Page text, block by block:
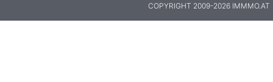
COPYRIGHT 2009-2026 IMMMO.AT